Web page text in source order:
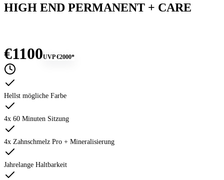
HIGH END PERMANENT + CARE
€1100UVP€2000*
Hellst mögliche Farbe
4x 60 Minuten Sitzung
4x Zahnschmelz Pro + Mineralisierung
Jahrelange Haltbarkeit